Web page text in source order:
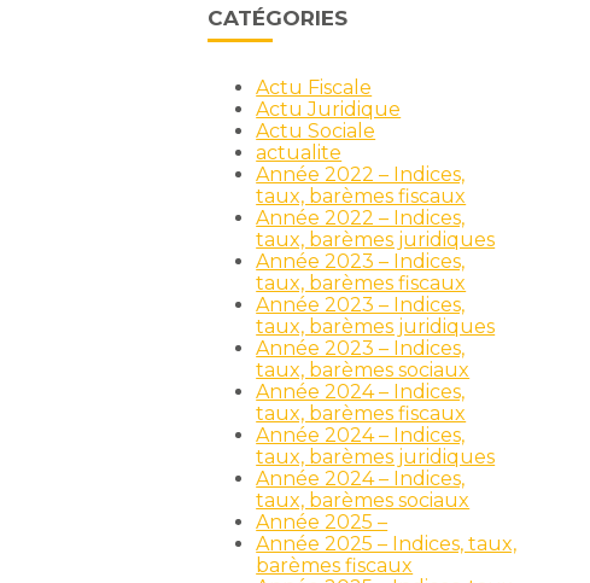
CATÉGORIES
Actu Fiscale
Actu Juridique
Actu Sociale
actualite
Année 2022 – Indices,
taux, barèmes fiscaux
Année 2022 – Indices,
taux, barèmes juridiques
Année 2023 – Indices,
taux, barèmes fiscaux
Année 2023 – Indices,
taux, barèmes juridiques
Année 2023 – Indices,
taux, barèmes sociaux
Année 2024 – Indices,
taux, barèmes fiscaux
Année 2024 – Indices,
taux, barèmes juridiques
Année 2024 – Indices,
taux, barèmes sociaux
Année 2025 –
Année 2025 – Indices, taux,
barèmes fiscaux